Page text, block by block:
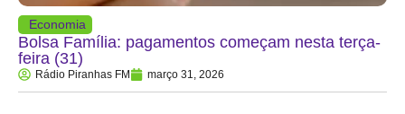
Economia
Bolsa Família: pagamentos começam nesta terça-
feira (31)
Rádio Piranhas FM março 31, 2026